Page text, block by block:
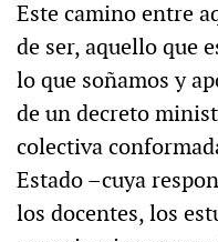
Este camino entre
de ser, aquello que
lo que soñamos y
de un decreto
colectiva
Estado –cuya
los docentes, los